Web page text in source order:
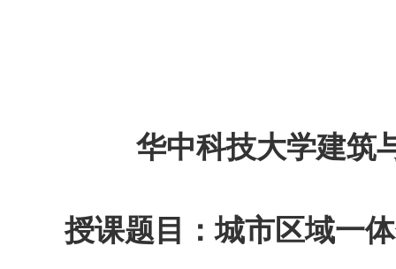
华中科技大学建筑
授课题目：城市区域一